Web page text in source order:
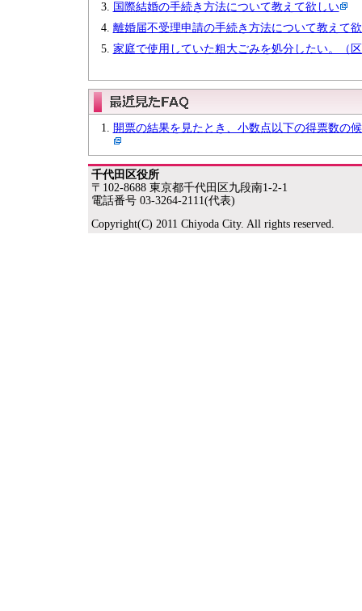
国際結婚の手続き方法について教えて欲しい
離婚届不受理申請の手続き方法について教えて
家庭で使用していた粗大ごみを処分したい。（
開票の結果を見たとき、小数点以下の得票数の
千代田区役所
〒102-8688 東京都千代田区九段南1-2-1
電話番号 03-3264-2111(代表)
Copyright(C) 2011 Chiyoda City. All rights reserved.